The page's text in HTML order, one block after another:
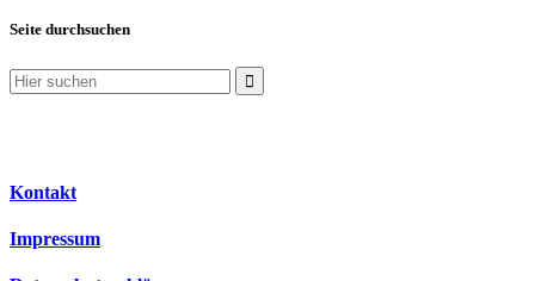
Seite durchsuchen
Suchen
nach:
Kontakt
Impressum